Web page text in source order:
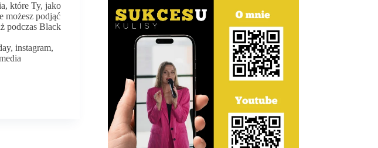
które Ty, jako
możesz podjąć
podczas Black
, instagram,